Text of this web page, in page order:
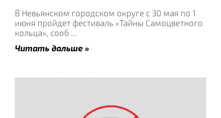
В Невьянском городском округе с 30 мая по 1
июня пройдет фестиваль «Тайны Самоцветного
кольца», сооб ...
Читать дальше »